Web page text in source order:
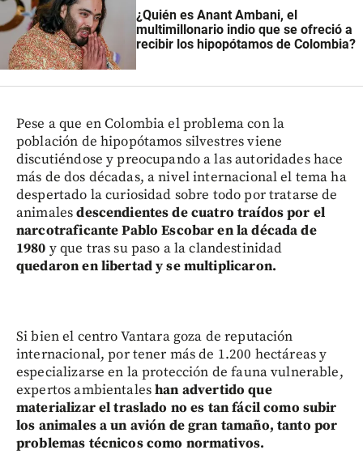
¿Quién es Anant Ambani, el
multimillonario indio que se ofreció a
recibir los hipopótamos de Colombia?
Pese a que en Colombia el problema con la
población de hipopótamos silvestres viene
discutiéndose y preocupando a las autoridades hace
más de dos décadas, a nivel internacional el tema ha
despertado la curiosidad sobre todo por tratarse de
animalesdescendientes de cuatro traídos por el
narcotraficante Pablo Escobar en la década de
1980 y que tras su paso a la clandestinidad
quedaron en libertad y se multiplicaron.
Si bien el centro Vantara goza de reputación
internacional, por tener más de 1.200 hectáreas y
especializarse en la protección de fauna vulnerable,
expertos ambientaleshan advertido que
materializar el traslado no es tan fácil como subir
los animales a un avión de gran tamaño, tanto por
problemas técnicos como normativos.